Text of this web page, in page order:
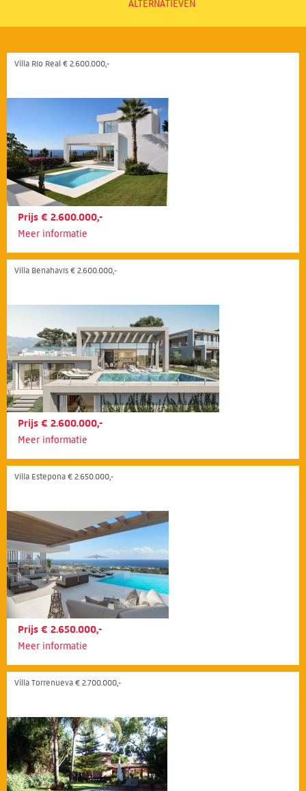
ALTERNATIEVEN
Villa Río Real € 2.600.000,-
Prijs € 2.600.000,-
Meer informatie
Villa Benahavís € 2.600.000,-
Prijs € 2.600.000,-
Meer informatie
Villa Estepona € 2.650.000,-
Prijs € 2.650.000,-
Meer informatie
Villa Torrenueva € 2.700.000,-